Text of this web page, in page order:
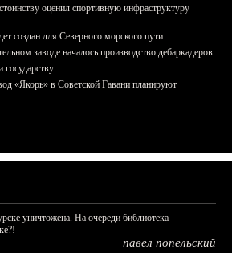
оценил спортивную инфраструктуру
создан для Северного морского пути
заводе началось производство дебаркадеров
«Якорь» в Советской Гавани планируют
уничтожена. На очереди библиотека
павел попельский